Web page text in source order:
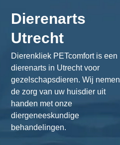
Dierenarts
Utrecht
Dierenkliek PETcomfort is een
dierenarts in Utrecht voor
gezelschapsdieren. Wij nemen
de zorg van uw huisdier uit
handen met onze
diergeneeskundige
behandelingen.